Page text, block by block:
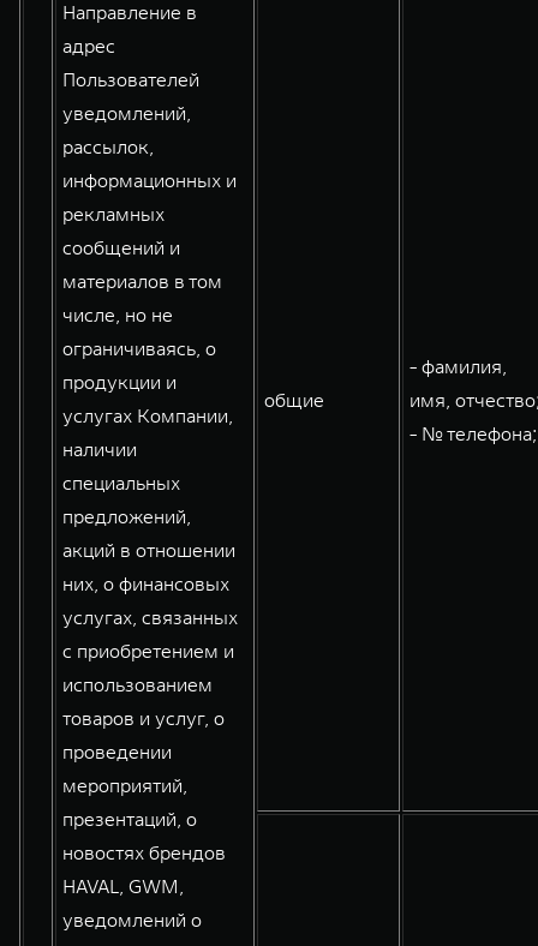
Направление в
адрес
Пользователей
уведомлений,
рассылок,
информационных и
рекламных
сообщений и
материалов в том
числе, но не
ограничиваясь, о
продукции и
услугах Компании,
наличии
специальных
предложений,
акций в отношении
них, о финансовых
услугах, связанных
с приобретением и
использованием
товаров и услуг, о
проведении
мероприятий,
презентаций, о
новостях брендов
HAVAL, GWM,
уведомлений о
общие
- фамилия,
имя,
- № телефона;